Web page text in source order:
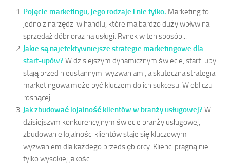
Pojęcie marketingu, jego rodzaje i nie tylko. Marketing to
jedno z narzędzi w handlu, które ma bardzo duży wpływ na
sprzedaż dóbr oraz na usługi. Rynek w ten sposób...
Jakie są najefektywniejsze strategie marketingowe dla
start-upów? W dzisiejszym dynamicznym świecie, start-upy
stają przed nieustannymi wyzwaniami, a skuteczna strategia
marketingowa może być kluczem do ich sukcesu. W obliczu
rosnącej...
Jak zbudować lojalność klientów w branży usługowej? W
dzisiejszym konkurencyjnym świecie branży usługowej,
zbudowanie lojalności klientów staje się kluczowym
wyzwaniem dla każdego przedsiębiorcy. Klienci pragną nie
tylko wysokiej jakości...